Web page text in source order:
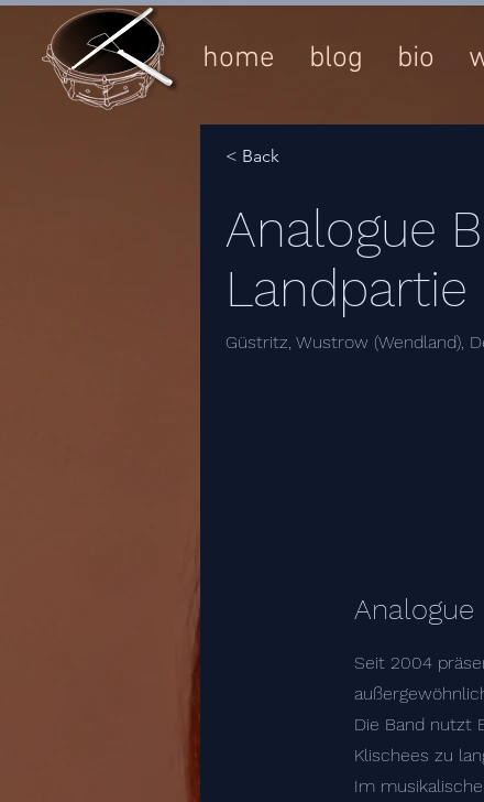
home blog bio
< Back
Analogue
Landpartie
Güstritz, Wustrow (Wendland),
Analogue
Seit 2004
Die Band nutzt
Klischees zu
Im